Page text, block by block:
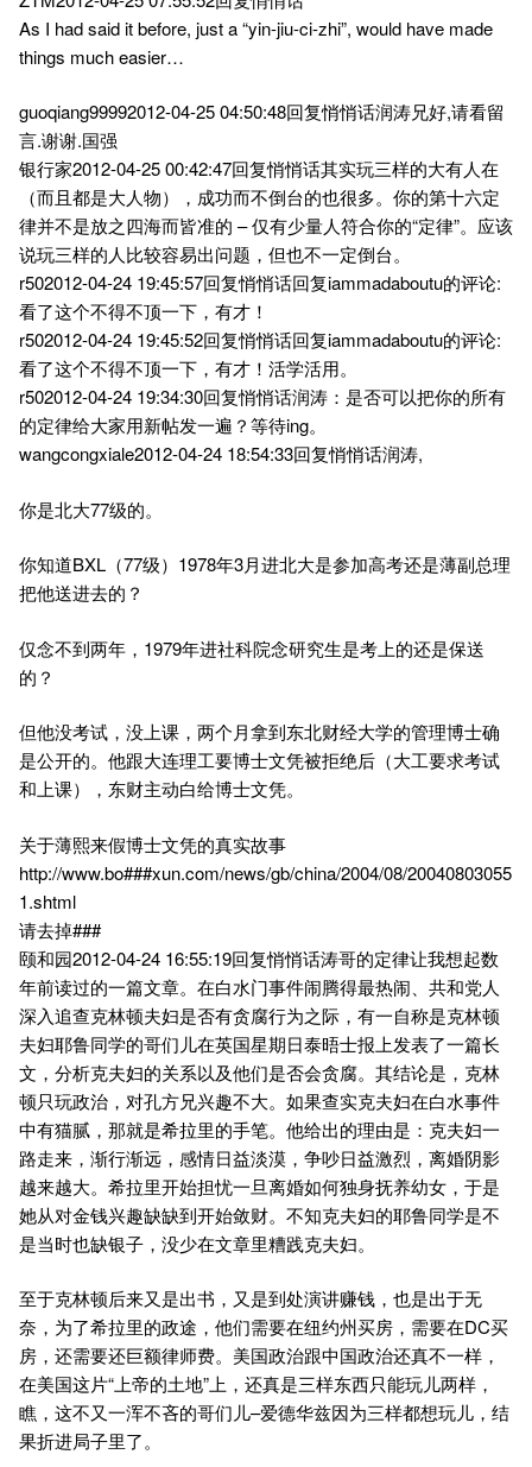
As I had said it before, just a “yin-jiu-ci-zhi”, would have made
things much easier…
guoqiang99992012-04-25 04:50:48回复悄悄话润涛兄好,请看留
言.谢谢.国强
银行家2012-04-25 00:42:47回复悄悄话其实玩三样的大有人在
（而且都是大人物），成功而不倒台的也很多。你的第十六定
律并不是放之四海而皆准的 – 仅有少量人符合你的“定律”。应该
说玩三样的人比较容易出问题，但也不一定倒台。
r502012-04-24 19:45:57回复悄悄话回复iammadaboutu的评论:
看了这个不得不顶一下，有才！
r502012-04-24 19:45:52回复悄悄话回复iammadaboutu的评论:
看了这个不得不顶一下，有才！活学活用。
r502012-04-24 19:34:30回复悄悄话润涛：是否可以把你的所有
的定律给大家用新帖发一遍？等待ing。
wangcongxiale2012-04-24 18:54:33回复悄悄话润涛,
你是北大77级的。
你知道BXL（77级）1978年3月进北大是参加高考还是薄副总理
把他送进去的？
仅念不到两年，1979年进社科院念研究生是考上的还是保送
的？
但他没考试，没上课，两个月拿到东北财经大学的管理博士确
是公开的。他跟大连理工要博士文凭被拒绝后（大工要求考试
和上课），东财主动白给博士文凭。
关于薄熙来假博士文凭的真实故事
http://www.bo###xun.com/news/gb/china/2004/08/20040803055
1.shtml
请去掉###
颐和园2012-04-24 16:55:19回复悄悄话涛哥的定律让我想起数
年前读过的一篇文章。在白水门事件闹腾得最热闹、共和党人
深入追查克林顿夫妇是否有贪腐行为之际，有一自称是克林顿
夫妇耶鲁同学的哥们儿在英国星期日泰晤士报上发表了一篇长
文，分析克夫妇的关系以及他们是否会贪腐。其结论是，克林
顿只玩政治，对孔方兄兴趣不大。如果查实克夫妇在白水事件
中有猫腻，那就是希拉里的手笔。他给出的理由是：克夫妇一
路走来，渐行渐远，感情日益淡漠，争吵日益激烈，离婚阴影
越来越大。希拉里开始担忧一旦离婚如何独身抚养幼女，于是
她从对金钱兴趣缺缺到开始敛财。不知克夫妇的耶鲁同学是不
是当时也缺银子，没少在文章里糟践克夫妇。
至于克林顿后来又是出书，又是到处演讲赚钱，也是出于无
奈，为了希拉里的政途，他们需要在纽约州买房，需要在DC买
房，还需要还巨额律师费。美国政治跟中国政治还真不一样，
在美国这片“上帝的土地”上，还真是三样东西只能玩儿两样，
瞧，这不又一浑不吝的哥们儿–爱德华兹因为三样都想玩儿，结
果折进局子里了。